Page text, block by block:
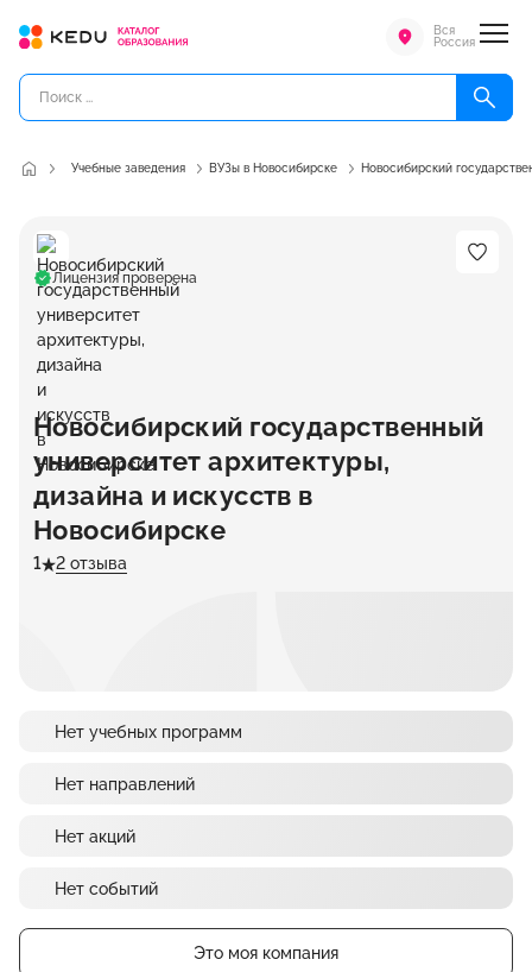
Вся
Россия
Учебные заведения ВУЗы в Новосибирске Новосибирский
Лицензия проверена
Новосибирский государственный
университет архитектуры,
дизайна и искусств в
Новосибирске
1 2 отзыва
Нет учебных программ
Нет направлений
Нет акций
Нет событий
Это моя компания